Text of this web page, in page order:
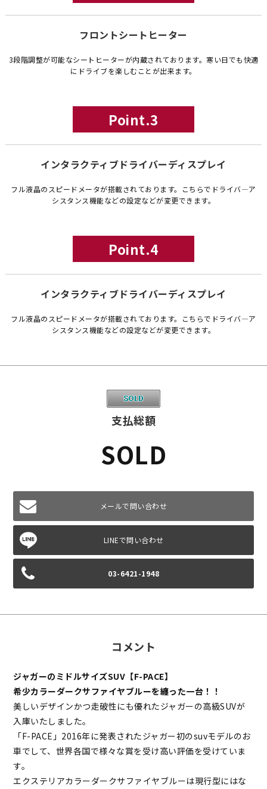
フロントシートヒーター
3段階調整が可能なシートヒーターが内蔵されております。寒い日でも快適
にドライブを楽しむことが出来ます。
Point.3
インタラクティブドライバーディスプレイ
フル液晶のスピードメータが搭載されております。こちらでドライバ―ア
シスタンス機能などの設定などが変更できます。
Point.4
インタラクティブドライバーディスプレイ
フル液晶のスピードメータが搭載されております。こちらでドライバ―ア
シスタンス機能などの設定などが変更できます。
支払総額
SOLD
メールで問い合わせ
03-6421-1948
コメント
ジャガーのミドルサイズSUV【F-PACE】
希少カラーダークサファイヤブルーを纏った一台！！
美しいデザインかつ走破性にも優れたジャガーの高級SUVが
入庫いたしました。
「F-PACE」2016年に発表されたジャガー初のsuvモデルのお
車でして、世界各国で様々な賞を受け高い評価を受けていま
す。
エクステリアカラーダークサファイヤブルーは現行型にはな